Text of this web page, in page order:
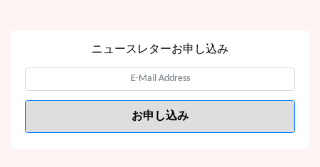
ニュースレターお申し込み